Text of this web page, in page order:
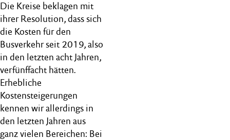
Die Kreise beklagen mit
ihrer Resolution, dass sich
die Kosten für den
Busverkehr seit 2019, also
in den letzten acht Jahren,
verfünffacht hätten.
Erhebliche
Kostensteigerungen
kennen wir allerdings in
den letzten Jahren aus
ganz vielen Bereichen: Bei